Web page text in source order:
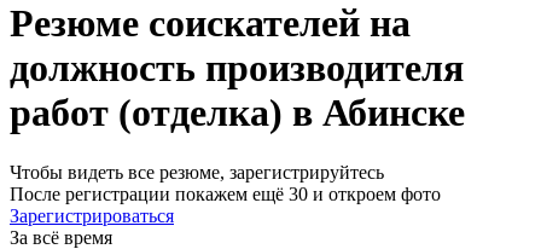
Резюме соискателей на
должность производителя
работ (отделка) в Абинске
Чтобы видеть все резюме, зарегистрируйтесь
После регистрации покажем ещё 30 и откроем фото
Зарегистрироваться
За всё время